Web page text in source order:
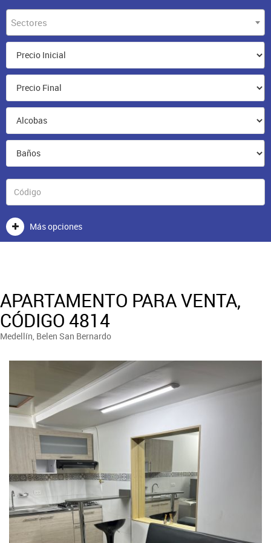
Sectores
Más opciones
APARTAMENTO PARA VENTA,
CÓDIGO 4814
Medellín, Belen San Bernardo